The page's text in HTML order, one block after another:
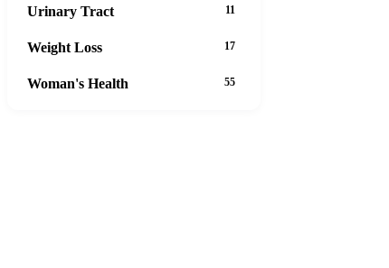
Urinary Tract 11
Weight Loss 17
Woman's Health 55